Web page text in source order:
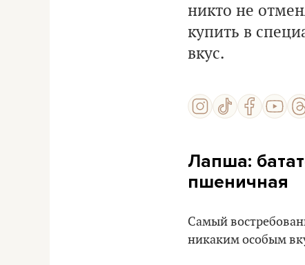
никто не
купить в
вкус.
Лапша:
пшеничная
Самый
никаким особым